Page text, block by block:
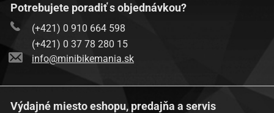
Potrebujete poradiť s objednávkou?
(+421) 0 910 664 598
(+421) 0 37 78 280 15
info@minibikemania.sk
Výdajné miesto eshopu, predajňa a servis